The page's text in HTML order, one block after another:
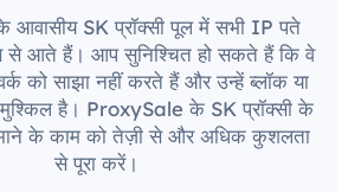
SK प्रॉक्सी पूल में सभी IP पते
से आते हैं। आप सुनिश्चित हो सकते हैं कि वे
को साझा नहीं करते हैं और उन्हें ब्लॉक या
है। ProxySale के SK प्रॉक्सी के
के काम को तेज़ी से और अधिक कुशलता
से पूरा करें।